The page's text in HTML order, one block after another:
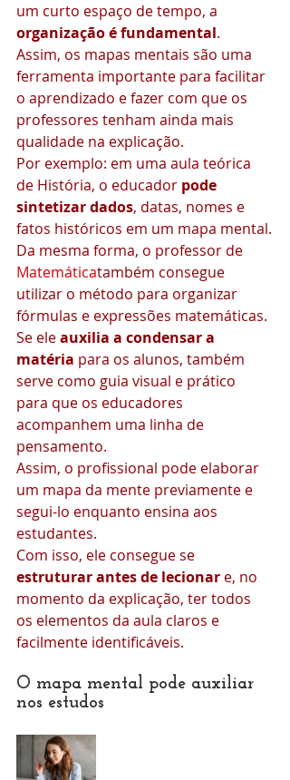
um curto espaço de tempo, a
organização é fundamental.
Assim, os mapas mentais são uma
ferramenta importante para facilitar
o aprendizado e fazer com que os
professores tenham ainda mais
qualidade na explicação.
Por exemplo: em uma aula teórica
de História, o educador pode
sintetizar dados, datas, nomes e
fatos históricos em um mapa mental.
Da mesma forma, o professor de
Matemáticatambém consegue
utilizar o método para organizar
fórmulas e expressões matemáticas.
Se ele auxilia a condensar a
matéria para os alunos, também
serve como guia visual e prático
para que os educadores
acompanhem uma linha de
pensamento.
Assim, o profissional pode elaborar
um mapa da mente previamente e
segui-lo enquanto ensina aos
estudantes.
Com isso, ele consegue se
estruturar antes de lecionar e, no
momento da explicação, ter todos
os elementos da aula claros e
facilmente identificáveis.
O mapa mental pode auxiliar
nos estudos